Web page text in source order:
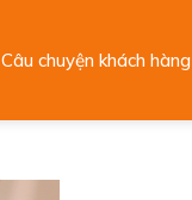
Câu chuyện khách hàng